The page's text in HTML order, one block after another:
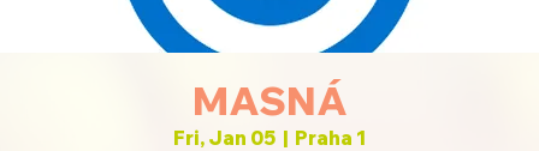
MASNÁ
Fri, Jan 05
  |
Praha 1